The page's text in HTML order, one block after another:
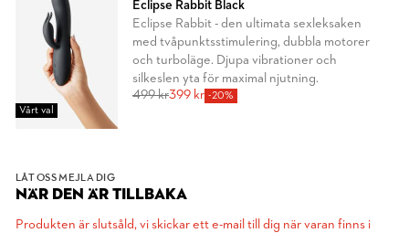
Vårt val
Eclipse Rabbit Black
Eclipse Rabbit - den ultimata sexleksaken
med tvåpunktsstimulering, dubbla motorer
och turboläge. Djupa vibrationer och
silkeslen yta för maximal njutning.
499 kr399 kr -20%
LÅT OSS MEJLA DIG
NÄR DEN ÄR TILLBAKA
Produkten är slutsåld, vi skickar ett e-mail till dig när varan finns i